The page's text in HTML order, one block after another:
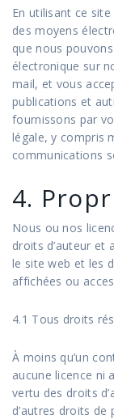
En utilisant ce
des moyens
que nous
électronique sur
mail, et vous
publications et
fournissons par
légale, y compris
communications
4.
Nous ou nos
droits d’auteur et
le site web et les
affichées ou
4.1 Tous droits
À moins qu’un
aucune licence ni
vertu des droits
d’autres droits